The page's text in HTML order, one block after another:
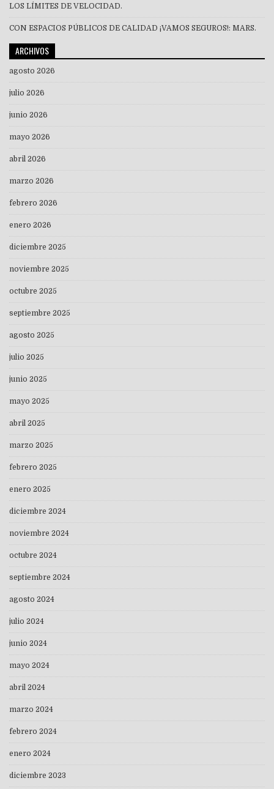
LOS LÍMITES DE VELOCIDAD.
CON ESPACIOS PÚBLICOS DE CALIDAD ¡VAMOS SEGUROS!: MARS.
ARCHIVOS
agosto 2026
julio 2026
junio 2026
mayo 2026
abril 2026
marzo 2026
febrero 2026
enero 2026
diciembre 2025
noviembre 2025
octubre 2025
septiembre 2025
agosto 2025
julio 2025
junio 2025
mayo 2025
abril 2025
marzo 2025
febrero 2025
enero 2025
diciembre 2024
noviembre 2024
octubre 2024
septiembre 2024
agosto 2024
julio 2024
junio 2024
mayo 2024
abril 2024
marzo 2024
febrero 2024
enero 2024
diciembre 2023